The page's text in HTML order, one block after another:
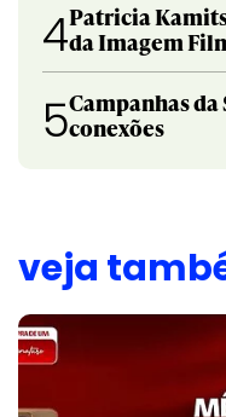
4Patricia
da Imagem
5Campanhas da
conexões
veja